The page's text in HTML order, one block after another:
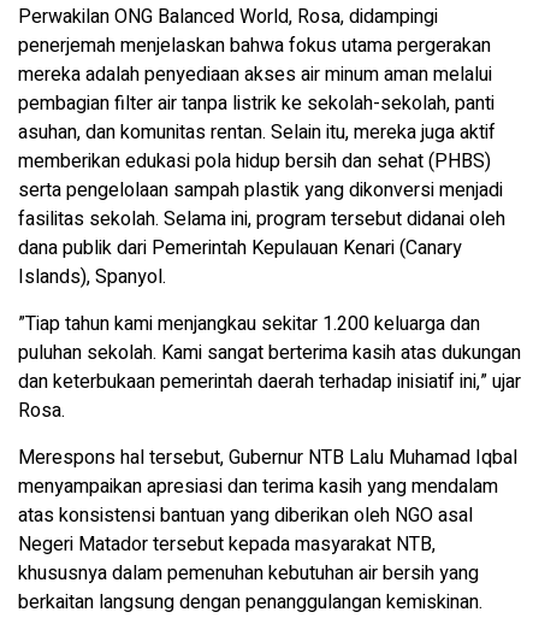
​Perwakilan ONG Balanced World, Rosa, didampingi
penerjemah menjelaskan bahwa fokus utama pergerakan
mereka adalah penyediaan akses air minum aman melalui
pembagian filter air tanpa listrik ke sekolah-sekolah, panti
asuhan, dan komunitas rentan. Selain itu, mereka juga aktif
memberikan edukasi pola hidup bersih dan sehat (PHBS)
serta pengelolaan sampah plastik yang dikonversi menjadi
fasilitas sekolah. Selama ini, program tersebut didanai oleh
dana publik dari Pemerintah Kepulauan Kenari (Canary
Islands), Spanyol.
​”Tiap tahun kami menjangkau sekitar 1.200 keluarga dan
puluhan sekolah. Kami sangat berterima kasih atas dukungan
dan keterbukaan pemerintah daerah terhadap inisiatif ini,” ujar
Rosa.
​Merespons hal tersebut, Gubernur NTB Lalu Muhamad Iqbal
menyampaikan apresiasi dan terima kasih yang mendalam
atas konsistensi bantuan yang diberikan oleh NGO asal
Negeri Matador tersebut kepada masyarakat NTB,
khususnya dalam pemenuhan kebutuhan air bersih yang
berkaitan langsung dengan penanggulangan kemiskinan.